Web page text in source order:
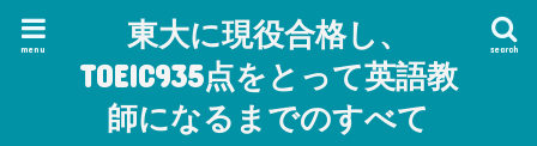
東大に現役合格し、
TOEIC935点をとって英語教
師になるまでのすべて
search
menu